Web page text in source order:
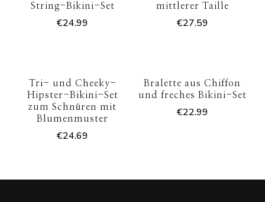
String-Bikini-Set
€24.99
mittlerer Taille
€27.59
Tri- und Cheeky-
Hipster-Bikini-Set
zum Schnüren mit
Blumenmuster
€24.69
Bralette aus Chiffon
und freches Bikini-Set
€22.99